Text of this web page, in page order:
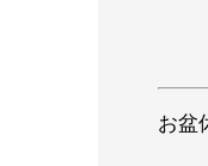
お盆